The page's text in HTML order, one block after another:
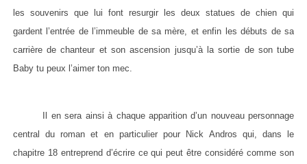
les souvenirs que lui font resurgir les deux statues de chien qui
gardent l’entrée de l’immeuble de sa mère, et enfin les débuts de sa
carrière de chanteur et son ascension jusqu’à la sortie de son tube
Baby tu peux l’aimer ton mec.
Il en sera ainsi à chaque apparition d’un nouveau personnage
central du roman et en particulier pour Nick Andros qui, dans le
chapitre 18 entreprend d’écrire ce qui peut être considéré comme son